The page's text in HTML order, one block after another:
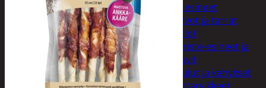
Sisustusesineet
Kalvot ja tarrat
Kellot
Koriste-esineet ja
kasvit
Taulut ja kehykset